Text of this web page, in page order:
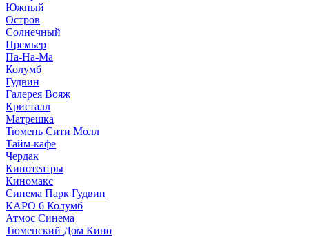
Южный
Остров
Солнечный
Премьер
Па-На-Ма
Колумб
Гудвин
Галерея Вояж
Кристалл
Матрешка
Тюмень Сити Молл
Тайм-кафе
Чердак
Кинотеатры
Киномакс
Синема Парк Гудвин
КАРО 6 Колумб
Атмос Синема
Тюменский Дом Кино